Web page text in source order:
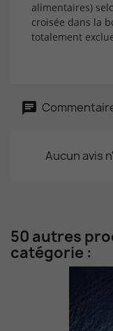
alimentaires)
croisée dans la
totalement
Aucun avis
50 autres
catégorie :